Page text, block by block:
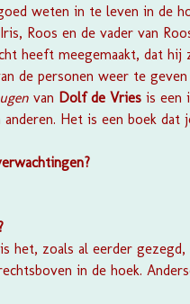
weten in te leven in de
Roos en de vader van
heeft meegemaakt, dat
de personen weer te
van Dolf de Vries is een
Het is een boek
het, zoals al eerder
in de hoek.